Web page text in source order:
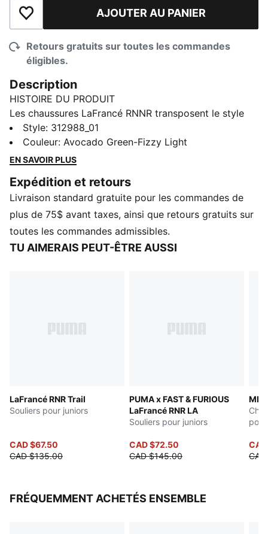
Ajouter à la liste de souhaits
AJOUTER AU PANIER
Retours gratuits sur toutes les commandes
éligibles.
Description
HISTOIRE DU PRODUIT
Les chaussures LaFrancé RNNR transposent le style
hors terrain de Melo à une modèle du quotidien, conçu
aussi bien pour le sentier que pour la rue. Évoluant du
style volumineux de la planche à roulettes vers une
possèdent une languette en relief, une nouvelle
semelle d’usure et une bulle avec logo. L'imprimé
camouflage met en valeur ce modèle.
CARACTÉRISTIQUES ET AVANTAGES
La tige des chaussures est faite d'au moins 20 % de
Style: 312988_01
Couleur: Avocado Green-Fizzy Light
EN SAVOIR PLUS
Expédition et retours
Livraison standard gratuite pour les commandes de
plus de 75$ avant taxes, ainsi que retours gratuits sur
toutes les commandes admissibles.
TU AIMERAIS PEUT-ÊTRE AUSSI
LaFrancé RNR Trail
Souliers pour juniors
CAD $67.50
CAD $135.00
PUMA x FAST & FURIOUS
LaFrancé RNR LA
Souliers pour juniors
CAD $72.50
CAD $145.00
FRÉQUEMMENT ACHETÉS ENSEMBLE